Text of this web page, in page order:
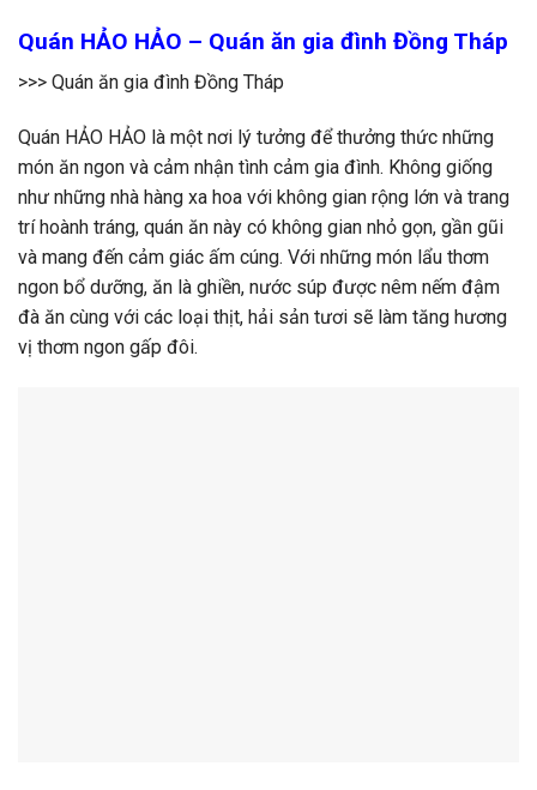
Quán HẢO HẢO – Quán ăn gia đình Đồng Tháp
>>> Quán ăn gia đình Đồng Tháp
Quán HẢO HẢO là một nơi lý tưởng để thưởng thức những
món ăn ngon và cảm nhận tình cảm gia đình. Không giống
như những nhà hàng xa hoa với không gian rộng lớn và trang
trí hoành tráng, quán ăn này có không gian nhỏ gọn, gần gũi
và mang đến cảm giác ấm cúng. Với những món lẩu thơm
ngon bổ dưỡng, ăn là ghiền, nước súp được nêm nếm đậm
đà ăn cùng với các loại thịt, hải sản tươi sẽ làm tăng hương
vị thơm ngon gấp đôi.